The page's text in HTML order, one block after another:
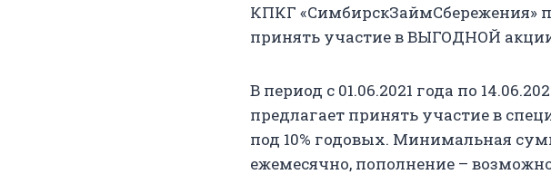
КПКГ «СимбирскЗаймСбережения»
принять участие в ВЫГОДНОЙ
В период с 01.06.2021 года по
предлагает принять участие в
под 10% годовых. Минимальная
ежемесячно, пополнение –